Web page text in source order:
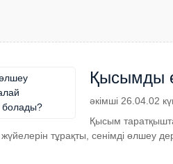
Қысымды
әкімші 26.04.02
Қысым
тұрақты, сенімді өлшеу